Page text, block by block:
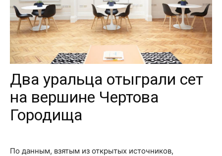
Два уральца отыграли сет
на вершине Чертова
Городища
По данным, взятым из открытых источников,